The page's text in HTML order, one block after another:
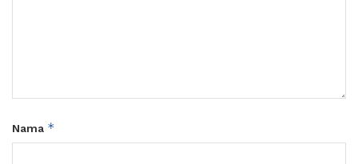
Nama *